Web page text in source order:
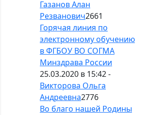
Газанов Алан
Резванович2661
Горячая линия по
электронному обучению
в ФГБОУ ВО СОГМА
Минздрава России
25.03.2020 в 15:42 -
Викторова Ольга
Андреевна2776
Во благо нашей Родины